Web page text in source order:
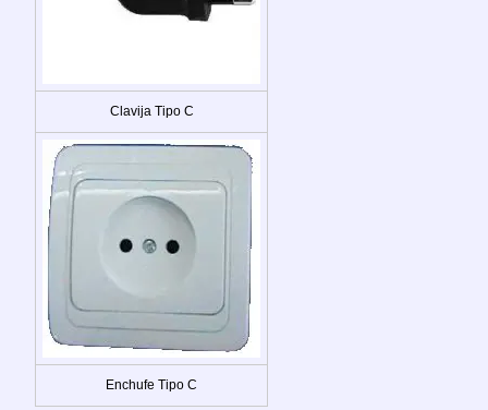
Clavija Tipo C
Enchufe Tipo C